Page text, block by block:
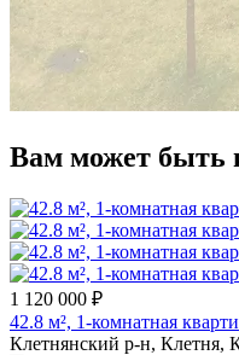
Вам может быть
1 120 000 ₽
42.8 м², 1-комнатная
Клетнянский р-н, Клетня,